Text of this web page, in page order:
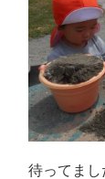
待ってま